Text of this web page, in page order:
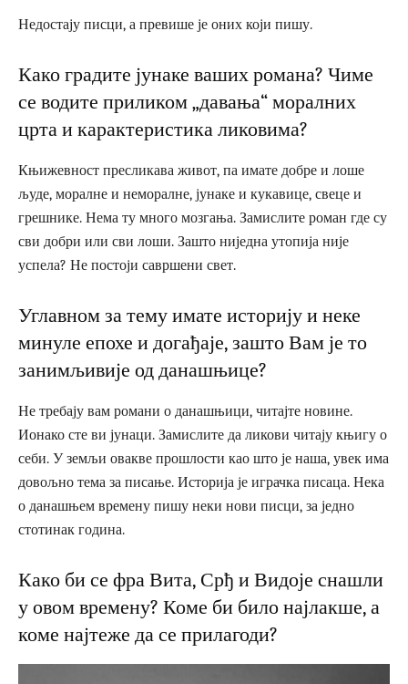
Недостају писци, а превише је оних који пишу.
Како градите јунаке ваших романа? Чиме
се водите приликом „давања“ моралних
црта и карактеристика ликовима?
Књижевност пресликава живот, па имате добре и лоше
људе, моралне и неморалне, јунаке и кукавице, свеце и
грешнике. Нема ту много мозгања. Замислите роман где су
сви добри или сви лоши. Зашто ниједна утопија није
успела? Не постоји савршени свет.
Углавном за тему имате историју и неке
минуле епохе и догађаје, зашто Вам је то
занимљивије од данашњице?
Не требају вам романи о данашњици, читајте новине.
Ионако сте ви јунаци. Замислите да ликови читају књигу о
себи. У земљи овакве прошлости као што је наша, увек има
довољно тема за писање. Историја је играчка писаца. Нека
о данашњем времену пишу неки нови писци, за једно
стотинак година.
Како би се фра Вита, Срђ и Видоје снашли
у овом времену? Коме би било најлакше, а
коме најтеже да се прилагоди?